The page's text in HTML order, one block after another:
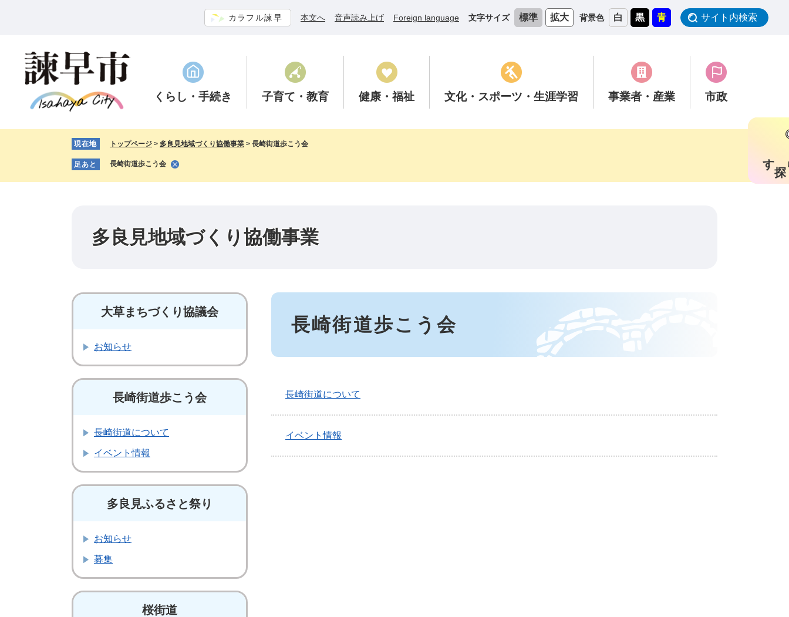
カラフル諫早 本文へ 音声読み上げ Foreign language 文字サイズ 標準 拡大 背景色 白 黒 青 サイト内検索
くらし ・手続き 子育て ・教育 健康 ・福祉 文化・スポーツ ・生涯学習 事業者 ・産業 市政
す
現在地 トップページ > 多良見地域づくり協働事業 > 長崎街道歩こう会
足あと 長崎街道歩こう会
多良見地域づくり協働事業
本
長崎街道歩こう会
長崎街道について
イベント情報
大草まちづくり協議会
お知らせ
長崎街道歩こう会
長崎街道について
イベント情報
多良見ふるさと祭り
お知らせ
募集
桜街道